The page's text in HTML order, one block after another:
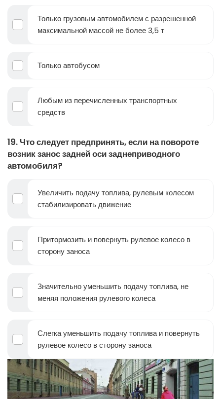
Только грузовым автомобилем с разрешенной
максимальной массой не более 3,5 т
Только автобусом
Любым из перечисленных транспортных
средств
19. Что следует предпринять, если на повороте
возник занос задней оси заднеприводного
автомобиля?
Увеличить подачу топлива, рулевым колесом
стабилизировать движение
Притормозить и повернуть рулевое колесо в
сторону заноса
Значительно уменьшить подачу топлива, не
меняя положения рулевого колеса
Слегка уменьшить подачу топлива и повернуть
рулевое колесо в сторону заноса